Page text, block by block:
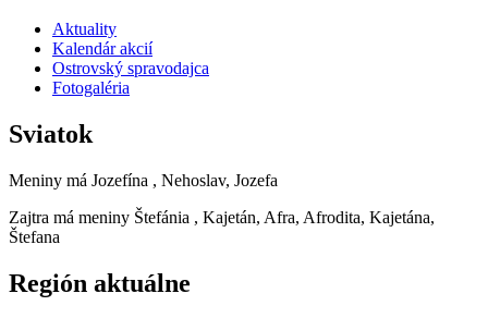
Aktuality
Kalendár akcií
Ostrovský spravodajca
Fotogaléria
Sviatok
Meniny má Jozefína , Nehoslav, Jozefa
Zajtra má meniny Štefánia , Kajetán, Afra, Afrodita, Kajetána,
Štefana
Región aktuálne